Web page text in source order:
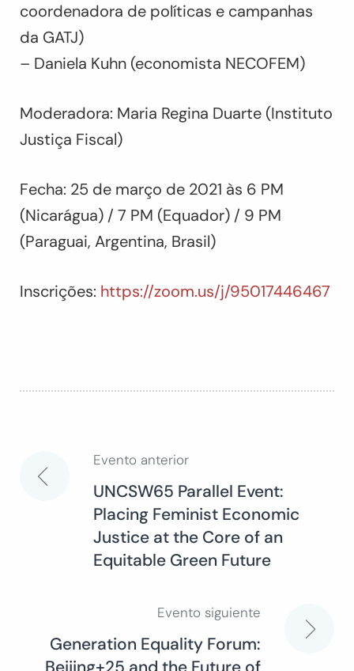
coordenadora de políticas e campanhas
da GATJ)
– Daniela Kuhn (economista NECOFEM)
Moderadora: Maria Regina Duarte (Instituto
Justiça Fiscal)
Fecha: 25 de março de 2021 às 6 PM
(Nicarágua) / 7 PM (Equador) / 9 PM
(Paraguai, Argentina, Brasil)
Inscrições: https://zoom.us/j/95017446467
Navegación
entradas
Evento anterior
UNCSW65 Parallel Event:
Placing Feminist Economic
Justice at the Core of an
Equitable Green Future
Evento siguiente
Generation Equality Forum: